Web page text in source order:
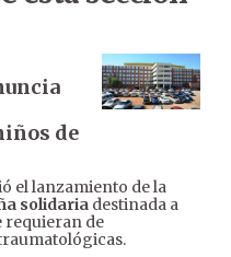
de
el lanzamiento de la
solidaria destinada a
requieran de